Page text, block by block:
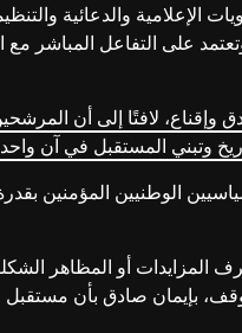
والدعائية
على التفاعل المباشر مع
لافتًا إلى أن
وتبني المستقبل في آن
الوطنيين المؤمنين
المزايدات أو المظاهر
بإيمان صادق بأن